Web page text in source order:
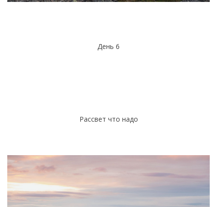
День 6
Рассвет что надо